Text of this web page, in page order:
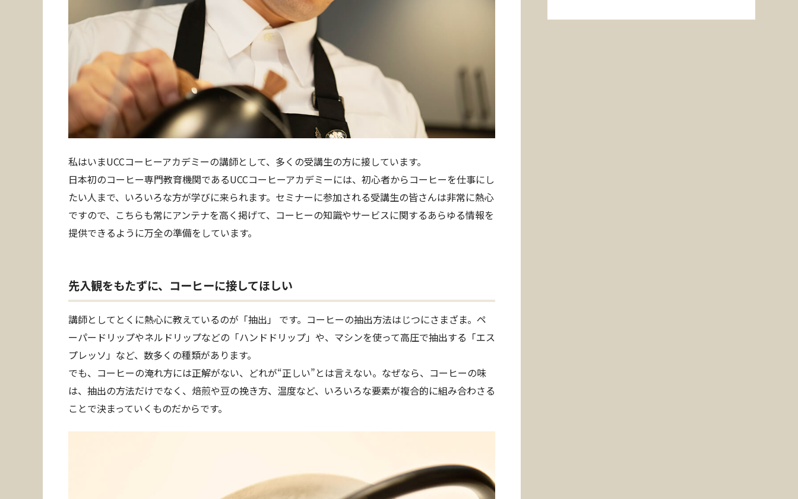
私はいまUCCコーヒーアカデミーの講師として、多くの受講生の方に接しています。
日本初のコーヒー専門教育機関であるUCCコーヒーアカデミーには、初心者からコーヒーを仕事にし
たい人まで、いろいろな方が学びに来られます。セミナーに参加される受講生の皆さんは非常に熱心
ですので、こちらも常にアンテナを高く掲げて、コーヒーの知識やサービスに関するあらゆる情報を
提供できるように万全の準備をしています。
先入観をもたずに、コーヒーに接してほしい
講師としてとくに熱心に教えているのが「抽出」 です。コーヒーの抽出方法はじつにさまざま。ペ
ーパードリップやネルドリップなどの「ハンドドリップ」や、マシンを使って高圧で抽出する「エス
プレッソ」など、数多くの種類があります。
でも、コーヒーの淹れ方には正解がない、どれが“正しい”とは言えない。なぜなら、コーヒーの味
は、抽出の方法だけでなく、焙煎や豆の挽き方、温度など、いろいろな要素が複合的に組み合わさる
ことで決まっていくものだからです。